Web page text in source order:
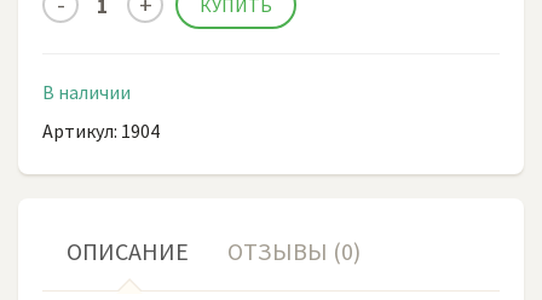
В наличии
Артикул: 1904
ОПИСАНИЕ ОТЗЫВЫ (0)